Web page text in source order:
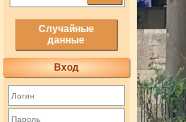
Случайные
данные
Вход